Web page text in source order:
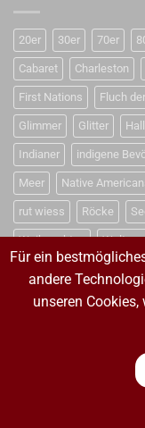
20er 30er 70er
Cabaret Charleston
First Nations Fluch
Glimmer Glitter
Indianer indigene
Meer Native
rut wiess Röcke
Weihnachten
VERTRAG
VERTRAG
Für ein
andere
unseren